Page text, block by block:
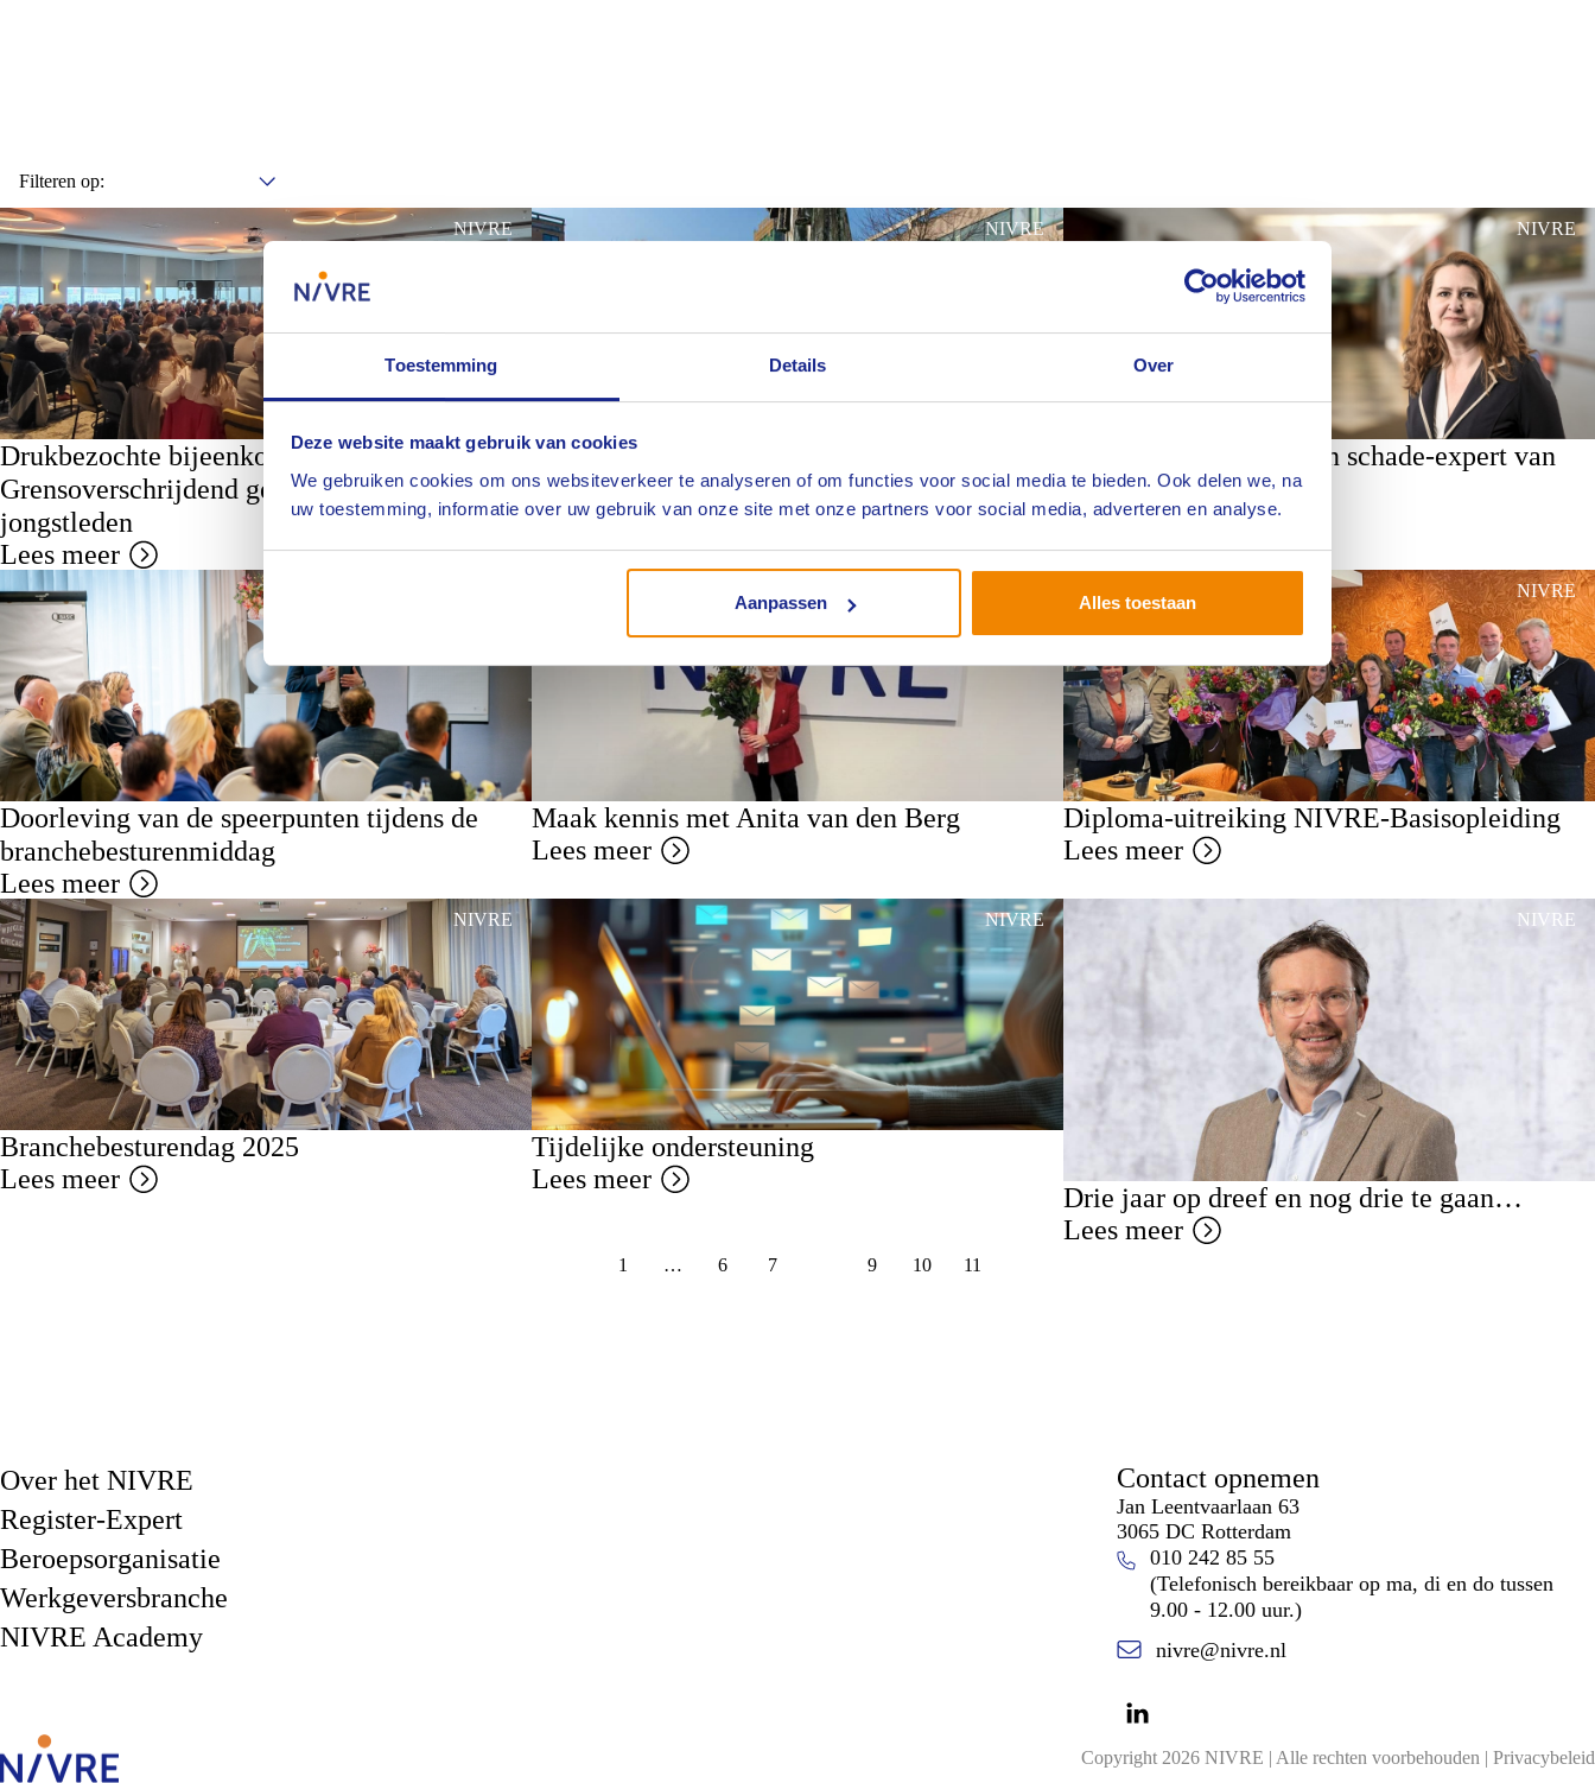
Toestemming Details Over
Deze website maakt gebruik van cookies
We gebruiken cookies om ons websiteverkeer te analyseren of om functies voor social media te bieden. Ook delen we, na
uw toestemming, informatie over uw gebruik van onze site met onze partners voor social media, adverteren en analyse.
Aanpassen Alles toestaan
Filteren op:
NIVRE
Drukbezochte bijeenkomst
Grensoverschrijdend gedrag op 11 maart
jongstleden
Lees meer
NIVRE
Coverstory van SCHADE magazine: Er zijn
al heel wat mooie stappen gezet
Lees meer
NIVRE
Een dag op pad met een schade-expert van
Lengkeek
Lees meer
Doorleving van de speerpunten tijdens de
branchebesturenmiddag
Lees meer
Maak kennis met Anita van den Berg
Lees meer
NIVRE
Diploma-uitreiking NIVRE-Basisopleiding
Lees meer
NIVRE
Branchebesturendag 2025
Lees meer
NIVRE
Tijdelijke ondersteuning
Lees meer
NIVRE
Drie jaar op dreef en nog drie te gaan…
Lees meer
1 … 6 7 9 10 11
Over het NIVRE
Register-Expert
Beroepsorganisatie
Werkgeversbranche
NIVRE Academy
Contact opnemen
Jan Leentvaarlaan 63
3065 DC Rotterdam
010 242 85 55
(Telefonisch bereikbaar op ma, di en do tussen
9.00 - 12.00 uur.)
nivre@nivre.nl
Copyright 2026 NIVRE | Alle rechten voorbehouden | Privacybeleid